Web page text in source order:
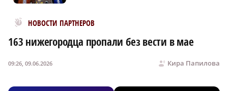
НОВОСТИ ПАРТНЕРОВ
Новости МирТесен
163 нижегородца пропали без вести в мае
Кира Папилова
09:26, 09.06.2026